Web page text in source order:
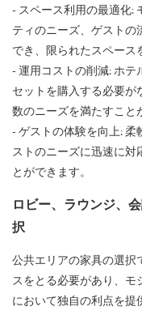
- スペース利用の最適化:
ティのニーズ、ゲスト
でき、限られたスペース
- 運用コストの削減: ホ
セットを購入する必要が
数のニーズを満たすこと
- ゲストの体験を向上:
ストのニーズに迅速に
とができます。
ロビー、ラウンジ、
択
公共エリアの家具の選
スをとる必要があり、モ
において独自の利点を提